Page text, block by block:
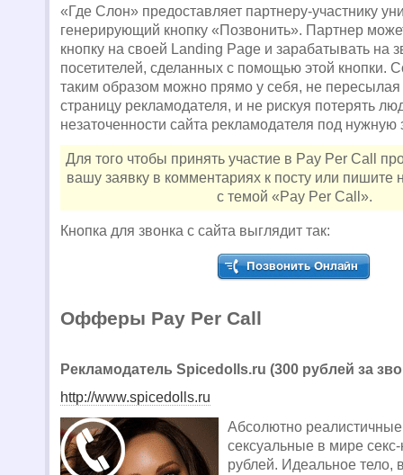
«Где Слон» предоставляет партнеру-участнику
генерирующий кнопку «Позвонить». Партнер
кнопку на своей Landing Page и зарабатывать на
посетителей, сделанных с помощью этой кнопки.
таким образом можно прямо у себя, не
страницу рекламодателя, и не рискуя потерять
незаточенности сайта рекламодателя под нужную
Для того чтобы принять участие в Pay Per Call
вашу заявку в комментариях к посту или пишите
с темой «Pay Per Call».
Кнопка для звонка с сайта выглядит так:
Офферы Pay Per Call
Рекламодатель Spicedolls.ru (300 рублей за
http://www.spicedolls.ru
Абсолютно
сексуальные в мире
рублей. Идеальное тело,